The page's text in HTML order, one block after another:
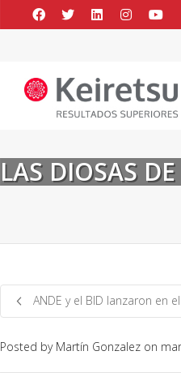
LAS DIOSAS
ANDE y el BID lanzaron en
Posted by Martín Gonzalez on